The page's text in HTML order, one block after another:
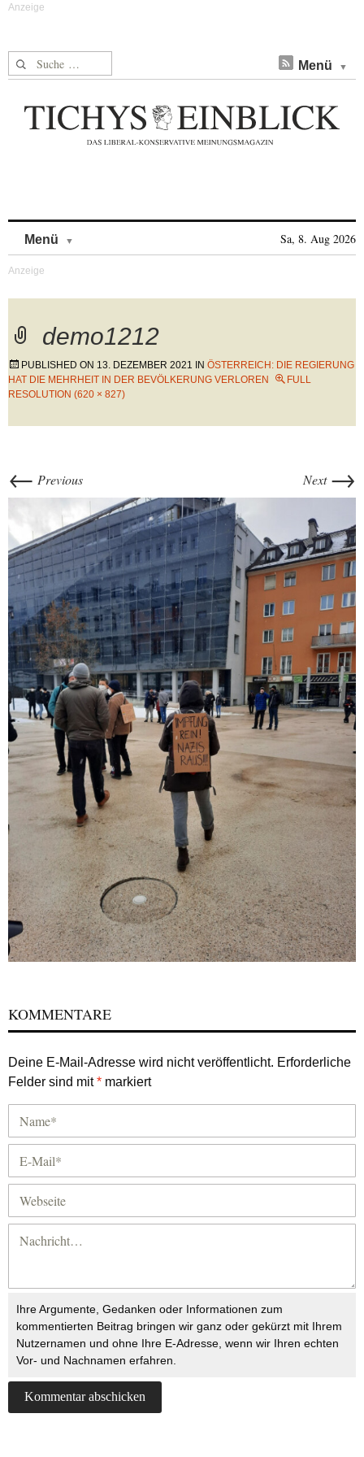
Suche nach: Menü
Menü Sa, 8. Aug 2026
demo1212
PUBLISHED ON 13. DEZEMBER 2021 IN ÖSTERREICH: DIE REGIERUNG
HAT DIE MEHRHEIT IN DER BEVÖLKERUNG VERLOREN
FULL
RESOLUTION (620 × 827)
← Previous Next →
KOMMENTARE
Deine E-Mail-Adresse wird nicht veröffentlicht. Erforderliche
Felder sind mit* markiert
Ihre Argumente, Gedanken oder Informationen zum
kommentierten Beitrag bringen wir ganz oder gekürzt mit Ihrem
Nutzernamen und ohne Ihre E-Adresse, wenn wir Ihren echten
Vor- und Nachnamen erfahren.